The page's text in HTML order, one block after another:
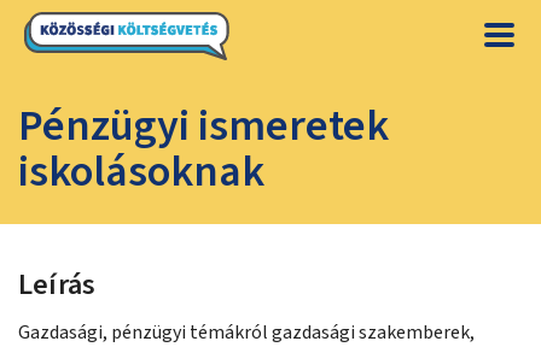
Pénzügyi ismeretek
iskolásoknak
Leírás
Gazdasági, pénzügyi témákról gazdasági szakemberek,